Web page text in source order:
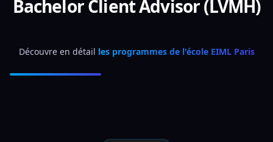
Bachelor Client Advisor (LVMH)
Découvre en détail les programmes de l'école EIML Paris